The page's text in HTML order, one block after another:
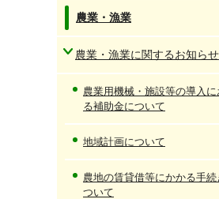
農業・漁業
農業・漁業に関するお知らせ
農業用機械・施設等の導入に
る補助金について
地域計画について
農地の賃貸借等にかかる手続
ついて